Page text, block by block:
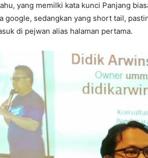
yang memilki kata kunci Panjang
google, sedangkan yang short tail,
di pejwan alias halaman pertama.